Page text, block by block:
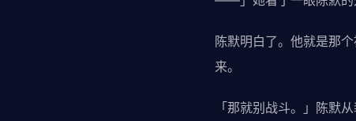
陈默明白了。他就是那
来。
「那就别战斗。」陈默